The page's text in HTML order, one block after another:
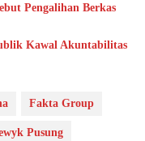
alat bukti,
sinergi. Kejaksaan
Tipikor Polri akan
tidak takut
Pengalihan Berkas
Kawal Akuntabilitas
Fakta Group
Pusung